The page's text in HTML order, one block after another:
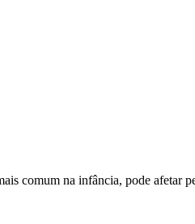
comum na infância, pode afetar